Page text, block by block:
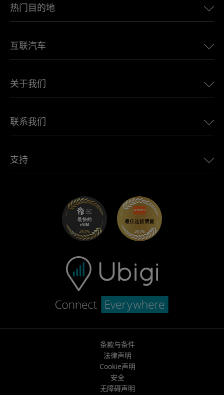
热门目的地
欧洲eSIM
加拿大eSIM
非洲最佳eSIM
查看所有目的地
互联汽车
适用于 LandRover 的 Ubigi
适用于 Jeep 的 Ubigi
适用于 Mini 的 Ubigi
适用于 Maserati 的 Ubigi
关于我们
Ubigi在媒体上
Ubigi应用程序
联系我们
联盟计划
支持
条款与条件
法律声明
Cookie声明
安全
无障碍声明